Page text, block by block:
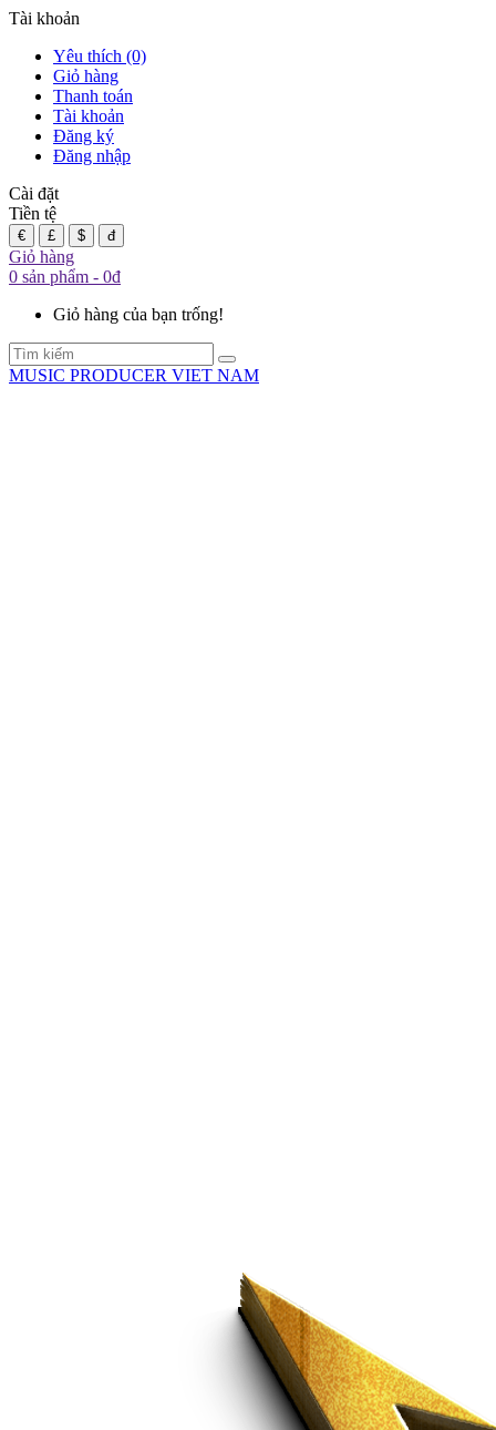
Tài khoản
Yêu thích (0)
Giỏ hàng
Thanh toán
Tài khoản
Đăng ký
Đăng nhập
Cài đặt
Tiền tệ
€ £ $ đ
Giỏ hàng
0 sản phẩm - 0đ
Giỏ hàng của bạn trống!
MUSIC PRODUCER VIET NAM